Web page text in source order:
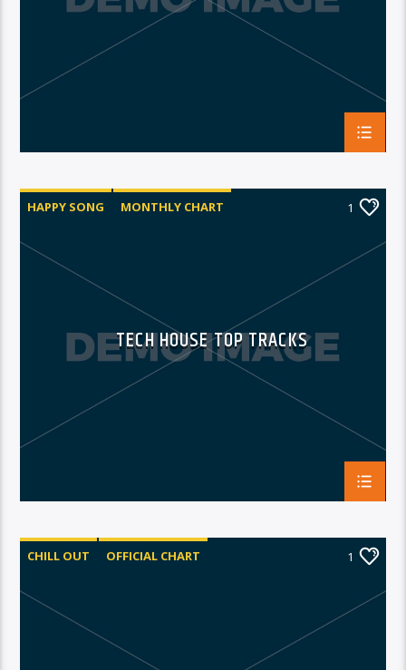
HAPPY SONG
MONTHLY CHART
1
TECH HOUSE TOP TRACKS
CHILL OUT
OFFICIAL CHART
1